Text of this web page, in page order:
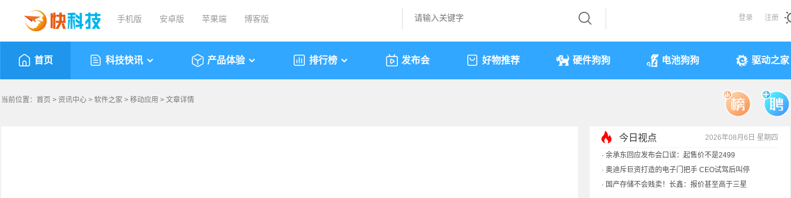
手机版 安卓版 苹果端 博客版 登录 注册
首页 科技快讯 产品体验 排行榜 发布会 好物推荐 硬件狗狗 电池狗狗 驱动之家
当前位置： 首页 > 资讯中心 > 软件之家 > 移动应用 > 文章详情
今日视点 2026年08月6日 星期四
· 余承东回应发布会口误：起售价不是2499
· 奥迪斥巨资打造的电子门把手 CEO试驾后叫停
· 国产存储不会贱卖！长鑫：报价甚至高于三星